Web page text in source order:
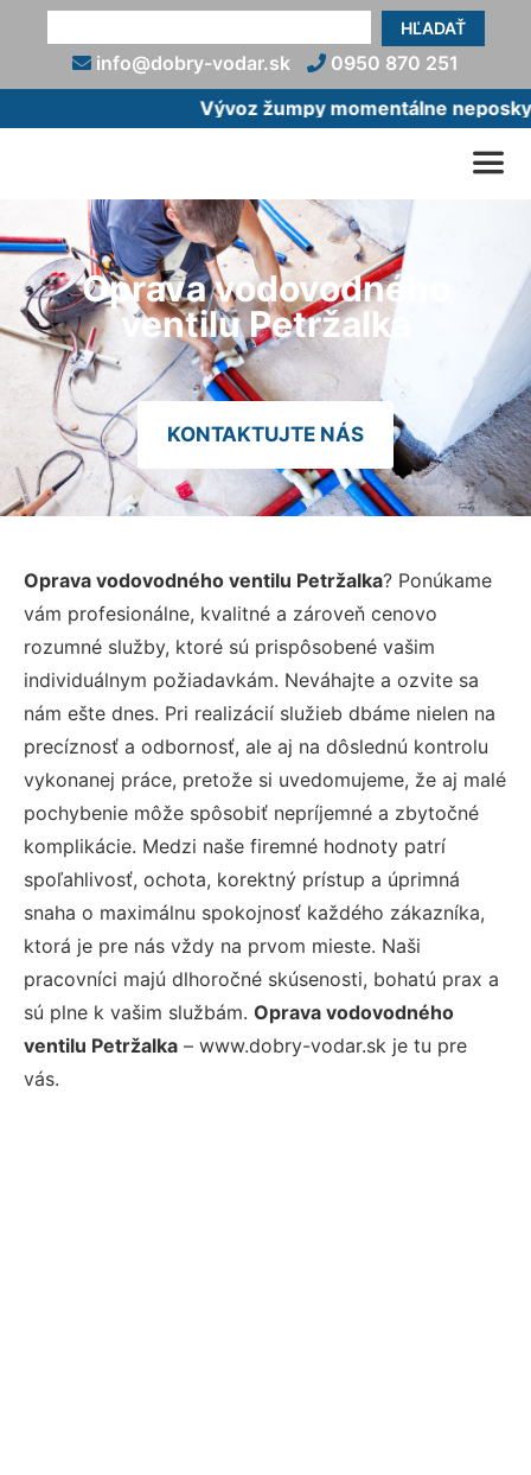
HĽADAŤ
info@dobry-vodar.sk
0950 870 251
Vývoz žumpy momentálne
Oprava vodovodného
ventilu Petržalka
KONTAKTUJTE NÁS
Oprava vodovodného ventilu Petržalka? Ponúkame
vám profesionálne, kvalitné a zároveň cenovo
rozumné služby, ktoré sú prispôsobené vašim
individuálnym požiadavkám. Neváhajte a ozvite sa
nám ešte dnes. Pri realizácií služieb dbáme nielen na
precíznosť a odbornosť, ale aj na dôslednú kontrolu
vykonanej práce, pretože si uvedomujeme, že aj malé
pochybenie môže spôsobiť nepríjemné a zbytočné
komplikácie. Medzi naše firemné hodnoty patrí
spoľahlivosť, ochota, korektný prístup a úprimná
snaha o maximálnu spokojnosť každého zákazníka,
ktorá je pre nás vždy na prvom mieste. Naši
pracovníci majú dlhoročné skúsenosti, bohatú prax a
sú plne k vašim službám. Oprava vodovodného
ventilu Petržalka – www.dobry-vodar.sk je tu pre
vás.